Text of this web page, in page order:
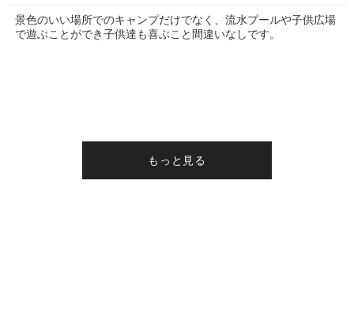
景色のいい場所でのキャンプだけでなく、流水プールや子供広場
で遊ぶことができ子供達も喜ぶこと間違いなしです。